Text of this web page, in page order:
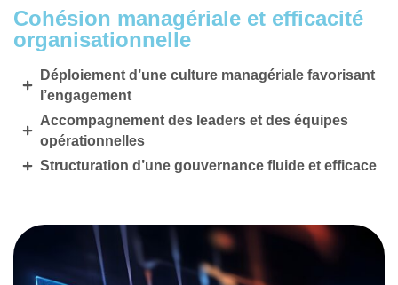
Cohésion managériale et efficacité
organisationnelle
Déploiement d’une culture managériale favorisant
l’engagement
Accompagnement des leaders et des équipes
opérationnelles
Structuration d’une gouvernance fluide et efficace